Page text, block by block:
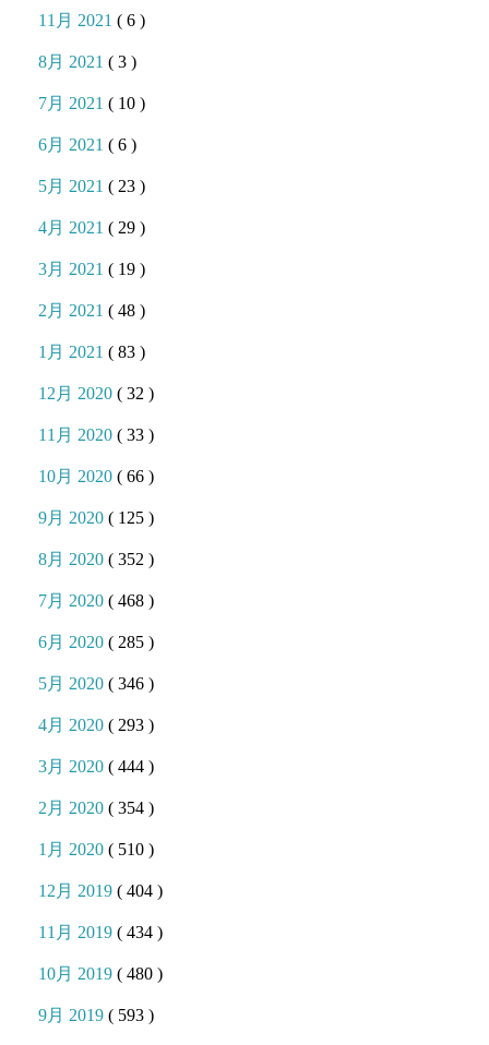
11月 2021( 6 )
8月 2021( 3 )
7月 2021( 10 )
6月 2021( 6 )
5月 2021( 23 )
4月 2021( 29 )
3月 2021( 19 )
2月 2021( 48 )
1月 2021( 83 )
12月 2020( 32 )
11月 2020( 33 )
10月 2020( 66 )
9月 2020( 125 )
8月 2020( 352 )
7月 2020( 468 )
6月 2020( 285 )
5月 2020( 346 )
4月 2020( 293 )
3月 2020( 444 )
2月 2020( 354 )
1月 2020( 510 )
12月 2019( 404 )
11月 2019( 434 )
10月 2019( 480 )
9月 2019( 593 )